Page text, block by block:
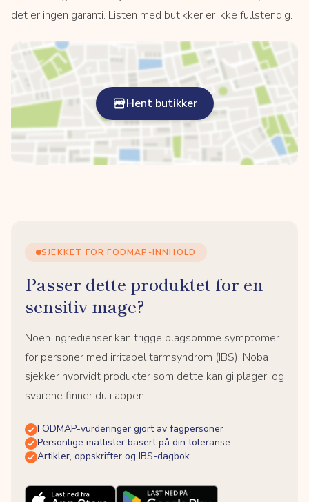
det er ingen garanti. Listen med butikker er ikke fullstendig.
Hent butikker
SJEKKET FOR FODMAP-INNHOLD
Passer dette produktet for en
sensitiv mage?
Noen ingredienser kan trigge plagsomme symptomer
for personer med irritabel tarmsyndrom (IBS). Noba
sjekker hvorvidt produkter som dette kan gi plager, og
svarene finner du i appen.
FODMAP-vurderinger gjort av fagpersoner
Personlige matlister basert på din toleranse
Artikler, oppskrifter og IBS-dagbok